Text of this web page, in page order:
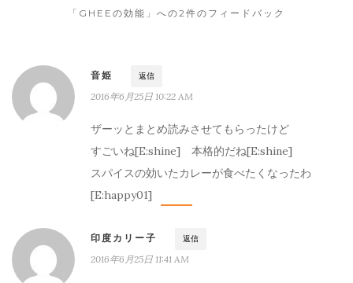
ホーム
「GHEEの効能」への2件のフィードバック
音姫 返信
2016年6月25日 10:22 AM
ザーッとまとめ読みさせてもらったけど
すごいね[E:shine] 本格的だね[E:shine]
スパイスの効いたカレーが食べたくなったわ
[E:happy01]
印度カリー子 返信
2016年6月25日 11:41 AM